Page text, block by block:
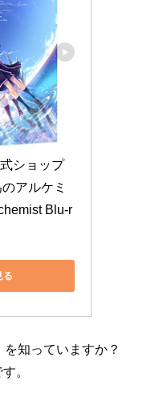
ショップ
アルケミ
Blu-r
る
を知っていますか？
。